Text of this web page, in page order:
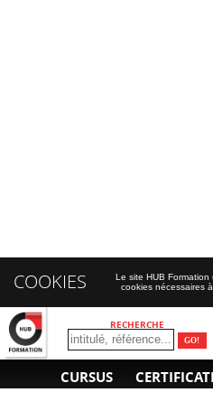
RECHERCHE
CURSUS
COOKIES
Le site HUB
cookies nécessaires